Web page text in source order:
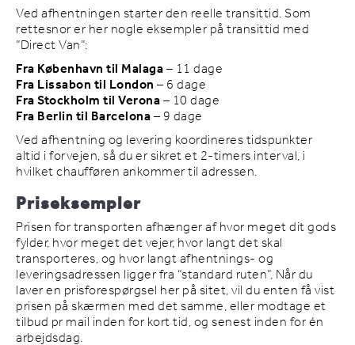
Ved afhentningen starter den reelle transittid. Som
rettesnor er her nogle eksempler på transittid med
”Direct Van”:
Fra København til Malaga– 11 dage
Fra Lissabon til London– 6 dage
Fra Stockholm til Verona– 10 dage
Fra Berlin til Barcelona– 9 dage
Ved afhentning og levering koordineres tidspunkter
altid i forvejen, så du er sikret et 2-timers interval, i
hvilket chaufføren ankommer til adressen.
Priseksempler
Prisen for transporten afhænger af hvor meget dit gods
fylder, hvor meget det vejer, hvor langt det skal
transporteres, og hvor langt afhentnings- og
leveringsadressen ligger fra “standard ruten”. Når du
laver en prisforespørgsel her på sitet, vil du enten få vist
prisen på skærmen med det samme, eller modtage et
tilbud pr mail inden for kort tid, og senest inden for én
arbejdsdag.